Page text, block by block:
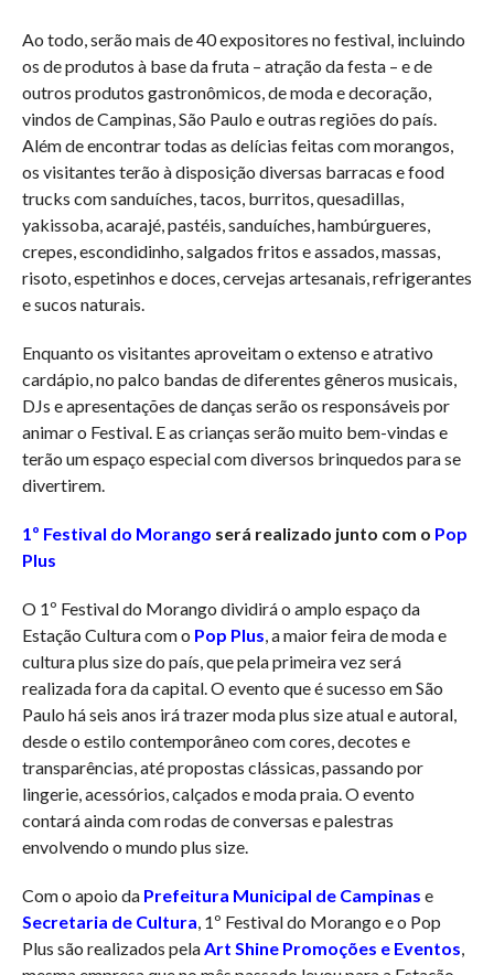
Ao todo, serão mais de 40 expositores no festival, incluindo
os de produtos à base da fruta – atração da festa – e de
outros produtos gastronômicos, de moda e decoração,
vindos de Campinas, São Paulo e outras regiões do país.
Além de encontrar todas as delícias feitas com morangos,
os visitantes terão à disposição diversas barracas e food
trucks com sanduíches, tacos, burritos, quesadillas,
yakissoba, acarajé, pastéis, sanduíches, hambúrgueres,
crepes, escondidinho, salgados fritos e assados, massas,
risoto, espetinhos e doces, cervejas artesanais, refrigerantes
e sucos naturais.
Enquanto os visitantes aproveitam o extenso e atrativo
cardápio, no palco bandas de diferentes gêneros musicais,
DJs e apresentações de danças serão os responsáveis por
animar o Festival. E as crianças serão muito bem-vindas e
terão um espaço especial com diversos brinquedos para se
divertirem.
1º Festival do Morango será realizado junto com o Pop
Plus
O 1º Festival do Morango dividirá o amplo espaço da
Estação Cultura com o Pop Plus, a maior feira de moda e
cultura plus size do país, que pela primeira vez será
realizada fora da capital. O evento que é sucesso em São
Paulo há seis anos irá trazer moda plus size atual e autoral,
desde o estilo contemporâneo com cores, decotes e
transparências, até propostas clássicas, passando por
lingerie, acessórios, calçados e moda praia. O evento
contará ainda com rodas de conversas e palestras
envolvendo o mundo plus size.
Com o apoio da Prefeitura Municipal de Campinas e
Secretaria de Cultura, 1º Festival do Morango e o Pop
Plus são realizados pelaArt Shine Promoções e Eventos,